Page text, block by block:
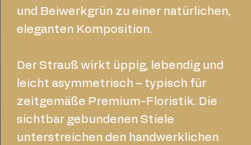
und Beiwerkgrün zu einer natürlichen,
eleganten Komposition.
Der Strauß wirkt üppig, lebendig und
leicht asymmetrisch – typisch für
zeitgemäße Premium-Floristik. Die
sichtbar gebundenen Stiele
unterstreichen den handwerklichen